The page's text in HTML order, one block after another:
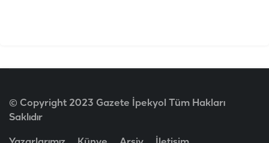
© Copyright 2023 Gazete İpekyol Tüm Hakları
Saklıdır